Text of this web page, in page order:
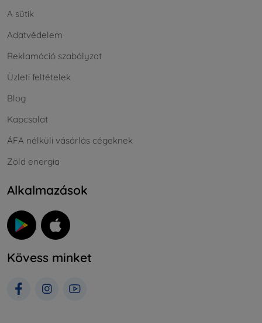
A sütik
Adatvédelem
Reklamáció szabályzat
Üzleti feltételek
Blog
Kapcsolat
ÁFA nélküli vásárlás cégeknek
Zöld energia
Alkalmazások
Kövess minket